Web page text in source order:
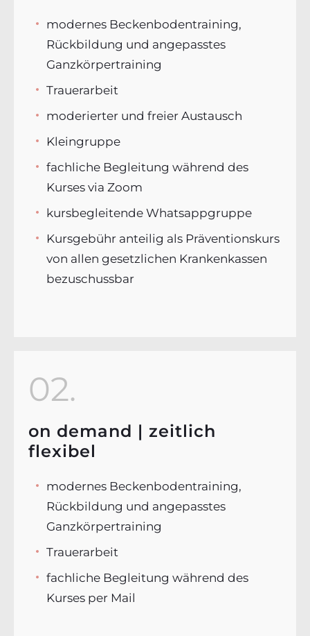
modernes Beckenbodentraining,
Rückbildung und angepasstes
Ganzkörpertraining
Trauerarbeit
moderierter und freier Austausch
Kleingruppe
fachliche Begleitung während des
Kurses via Zoom
kursbegleitende Whatsappgruppe
Kursgebühr anteilig als Präventionskurs
von allen gesetzlichen Krankenkassen
bezuschussbar
02.
on demand | zeitlich
flexibel
modernes Beckenbodentraining,
Rückbildung und angepasstes
Ganzkörpertraining
Trauerarbeit
fachliche Begleitung während des
Kurses per Mail